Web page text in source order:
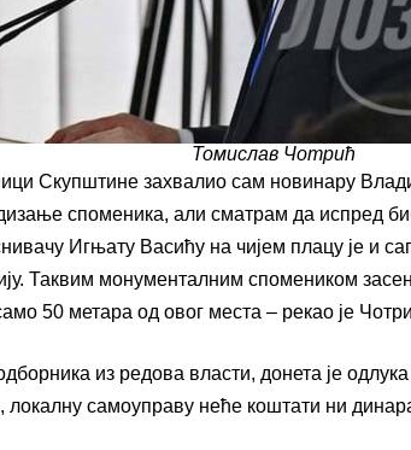
Томислав Чотрић
Скупштине захвалио сам новинару
споменика, али сматрам да испред
Игњату Васићу на чијем плацу је и
Таквим монументалним спомеником
50 метара од овог места – рекао је
из редова власти, донета је
локалну самоуправу неће коштати ни